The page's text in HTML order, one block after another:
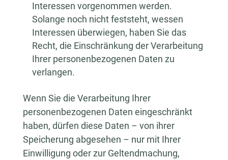
Interessen vorgenommen werden.
Solange noch nicht feststeht, wessen
Interessen überwiegen, haben Sie das
Recht, die Einschränkung der Verarbeitung
Ihrer personenbezogenen Daten zu
verlangen.
Wenn Sie die Verarbeitung Ihrer
personenbezogenen Daten eingeschränkt
haben, dürfen diese Daten – von ihrer
Speicherung abgesehen – nur mit Ihrer
Einwilligung oder zur Geltendmachung,